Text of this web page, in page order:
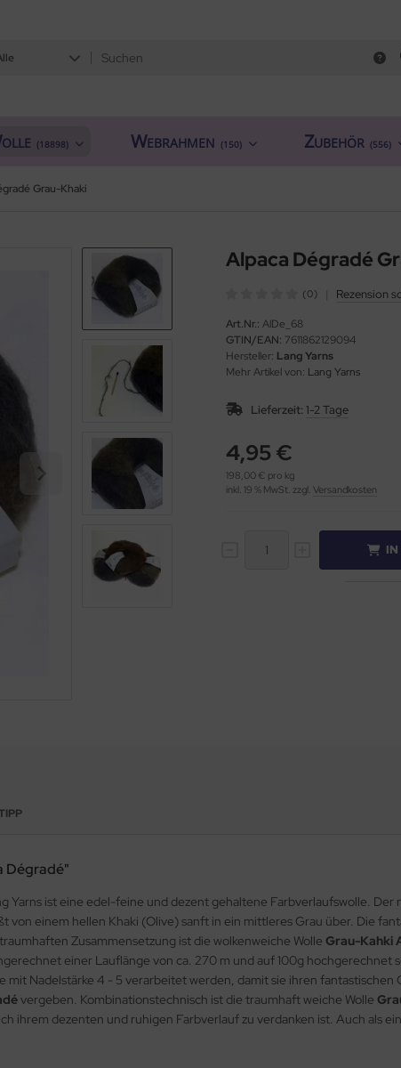
(18898) Webrahmen (150) Zubehör (556)
Grau-Khaki
Alpaca Dégradé
(0) Rezension
Art.Nr.: AlDe_68
GTIN/EAN: 7611862129094
Hersteller: Lang Yarns
Mehr Artikel von: Lang Yarns
Lieferzeit: 1-2 Tage
4,95 €
198,00 € pro kg
inkl. 19 % MwSt. zzgl. Versandkosten
Dégradé"
Yarns ist eine edel-feine und dezent gehaltene Farbverlaufswolle.
von einem hellen Khaki (Olive) sanft in ein mittleres Grau über. Die
Zusammensetzung ist die wolkenweiche Wolle Grau-Kahki
einer Lauflänge von ca. 270 m und auf 100g
mit Nadelstärke 4 - 5 verarbeitet werden, damit sie ihren fantastischen
vergeben. Kombinationstechnisch ist die traumhaft weiche Wolle
ihrem dezenten und ruhigen Farbverlauf zu verdanken ist. Auch als